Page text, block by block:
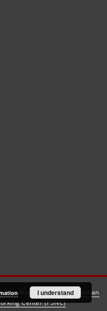
software created by
Poznan
Center (PSNC)
I understand